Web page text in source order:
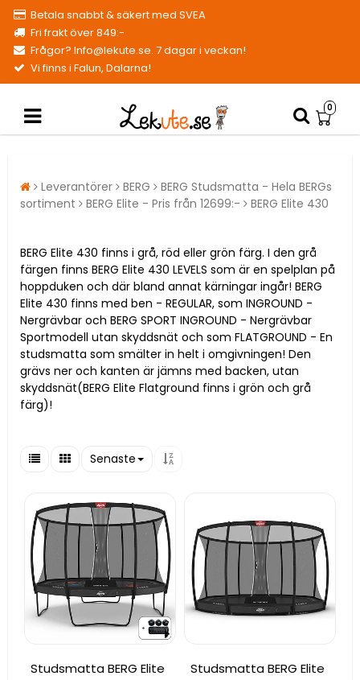
Betala snabbt & säkert med SVEA
Fri frakt över 849:-
Frågor? Info@lekute.se. 7 dagar i veckan!
Vi finns i Falun, Dalarna!
0
Leverantörer BERG
BERG Studsmatta - Hela BERGs
sortiment
BERG Elite - Pris från 12699:- BERG Elite 430
BERG Elite 430 finns i grå, röd eller grön färg. I den grå
färgen finns BERG Elite 430 LEVELS som är en spelplan på
hoppduken och där bland annat kärningar ingår! BERG
Elite 430 finns med ben - REGULAR, som INGROUND -
Nergrävbar och BERG SPORT INGROUND - Nergrävbar
Sportmodell utan skyddsnät och som FLATGROUND - En
studsmatta som smälter in helt i omgivningen! Den
grävs ner och kanten är jämns med backen, utan
skyddsnät(BERG Elite Flatground finns i grön och grå
färg)!
Senaste
Studsmatta BERG Elite
Studsmatta BERG Elite